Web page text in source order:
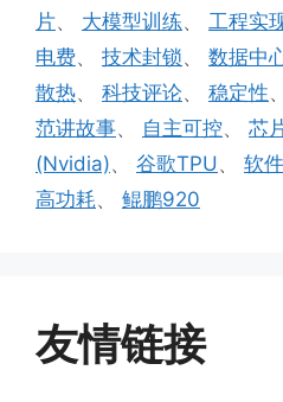
片、 大模型训练、 工程实
电费、 技术封锁、 数据中
散热、 科技评论、 稳定性、
范讲故事、 自主可控、 芯
(Nvidia)、 谷歌TPU、 软
高功耗、 鲲鹏920
友情链接